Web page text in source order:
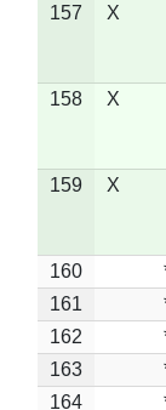
157
X
158 X
159 X
160
161
162
163
164